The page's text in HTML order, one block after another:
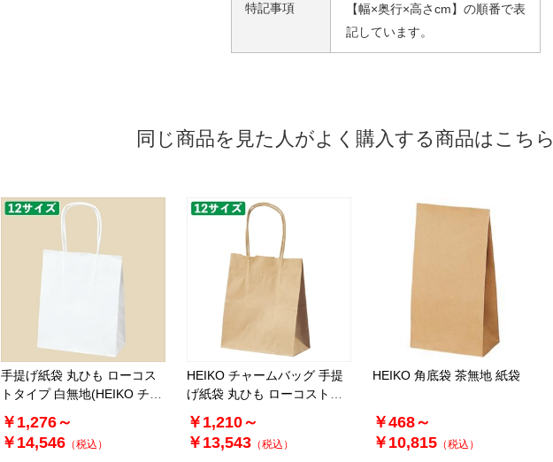
特記事項
【幅×奥行×高さcm】の順番で表
記しています。
同じ商品を見た人がよく購入する商品はこちら
手提げ紙袋 丸ひも ローコス
トタイプ 白無地(HEIKO チャ
ームバッグ)
￥1,276～
￥14,546 （税込）
HEIKO チャームバッグ 手提
げ紙袋 丸ひも ローコストタ
イプ 茶無地
￥1,210～
￥13,543 （税込）
HEIKO 角底袋 茶無地 紙袋
￥468～
￥10,815 （税込）